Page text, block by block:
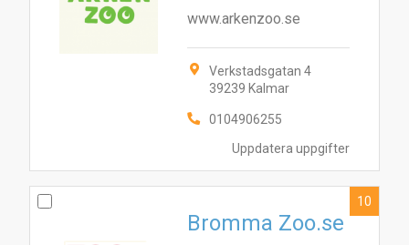
Uppdatera uppgifter
www.arkenzoo.se
Verkstadsgatan 4
39239 Kalmar
0104906255
Bromma Zoo.se
10